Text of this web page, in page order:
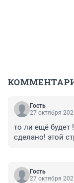
Гость
27 октября
то ли ещё будет
сделано! этой
Гость
27 октября